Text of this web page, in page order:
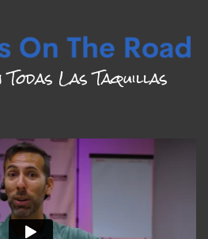
Las Taquillas